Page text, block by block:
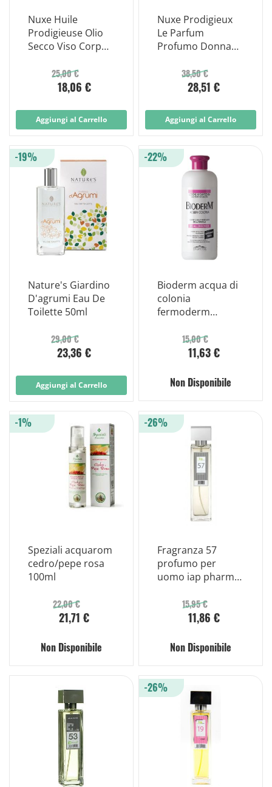
Nuxe Huile
Prodigieuse Olio
Secco Viso Corpo
25,00 €
18,06 €
Aggiungi al Carrello
Nuxe Prodigieux
Le Parfum
Profumo Donna
Parfum38,50 €
28,51 €
Aggiungi al Carrello
Nature's Giardino
D'agrumi Eau De
Toilette 50ml
29,00 €
23,36 €
-19%
Aggiungi al Carrello
Bioderm acqua di
colonia
fermoderm
15,00 €
11,63 €
-22%
Non Disponibile
Speziali acquarom
cedro/pepe rosa
100ml
22,00 €
21,71 €
-1%
Non Disponibile
Fragranza 57
profumo per
uomo iap pharma
15,95 €
11,86 €
-26%
Non Disponibile
-26%